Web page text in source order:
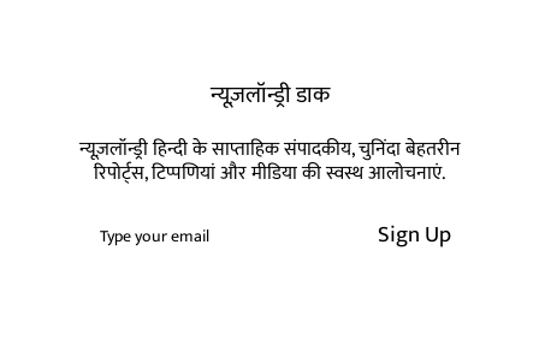
न्यूज़लॉन्ड्री डाक
न्यूज़लॉन्ड्री हिन्दी के साप्ताहिक संपादकीय, चुनिंदा बेहतरीन
रिपोर्ट्स, टिप्पणियां और मीडिया की स्वस्थ आलोचनाएं.
Sign Up